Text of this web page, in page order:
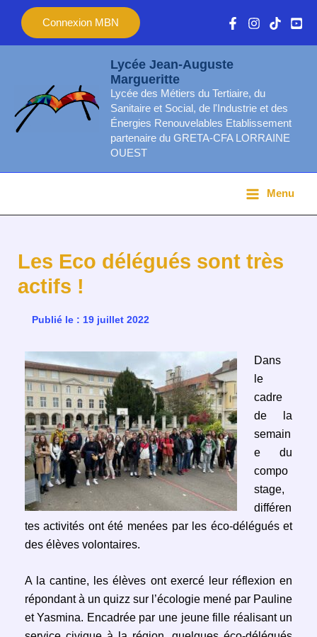
contenu
Connexion MBN
Lycée Jean-Auguste
Margueritte
Lycée des Métiers du Tertiaire, du
Sanitaire et Social, de l'Industrie et des
Énergies Renouvelables Etablissement
partenaire du GRETA-CFA LORRAINE
OUEST
Main
Menu
Menu
Les Eco délégués sont très
actifs !
Publié le : 19 juillet 2022
Dans
le
cadre
de la
semain
e du
compo
stage,
différen
tes activités ont été menées par les éco-délégués et
des élèves volontaires.
A la cantine, les élèves ont exercé leur réflexion en
répondant à un quizz sur l’écologie mené par Pauline
et Yasmina. Encadrée par une jeune fille réalisant un